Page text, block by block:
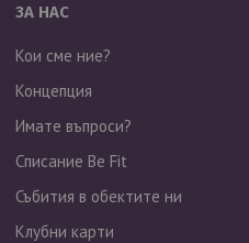
ЗА НАС
Кои сме ние?
Концепция
Имате въпроси?
Списание Be Fit
Събития в обектите ни
Клубни карти